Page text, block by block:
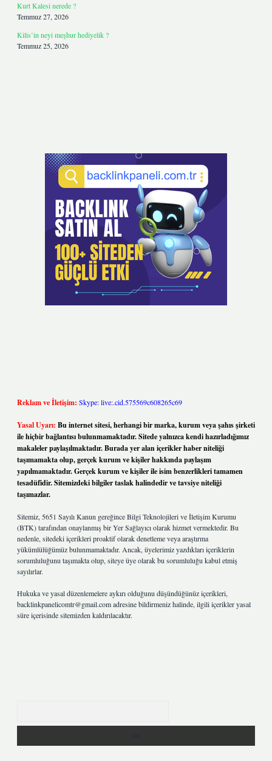
Kurt Kalesi nerede ?
Temmuz 27, 2026
Kilis’in neyi meşhur hediyelik ?
Temmuz 25, 2026
Reklam ve İletişim: Skype: live:.cid.575569c608265c69
Yasal Uyarı: Bu internet sitesi, herhangi bir marka, kurum veya şahıs şirketi
ile hiçbir bağlantısı bulunmamaktadır. Sitede yalnızca kendi hazırladığımız
makaleler paylaşılmaktadır. Burada yer alan içerikler haber niteliği
taşımamakta olup, gerçek kurum ve kişiler hakkında paylaşım
yapılmamaktadır. Gerçek kurum ve kişiler ile isim benzerlikleri tamamen
tesadüfidir. Sitemizdeki bilgiler taslak halindedir ve tavsiye niteliği
taşımazlar.
Sitemiz, 5651 Sayılı Kanun gereğince Bilgi Teknolojileri ve İletişim Kurumu
(BTK) tarafından onaylanmış bir Yer Sağlayıcı olarak hizmet vermektedir. Bu
nedenle, sitedeki içerikleri proaktif olarak denetleme veya araştırma
yükümlülüğümüz bulunmamaktadır. Ancak, üyelerimiz yazdıkları içeriklerin
sorumluluğunu taşımakta olup, siteye üye olarak bu sorumluluğu kabul etmiş
sayılırlar.
Hukuka ve yasal düzenlemelere aykırı olduğunu düşündüğünüz içerikleri,
backlinkpanelicomtr@gmail.comadresine bildirmeniz halinde, ilgili içerikler yasal
süre içerisinde sitemizden kaldırılacaktır.